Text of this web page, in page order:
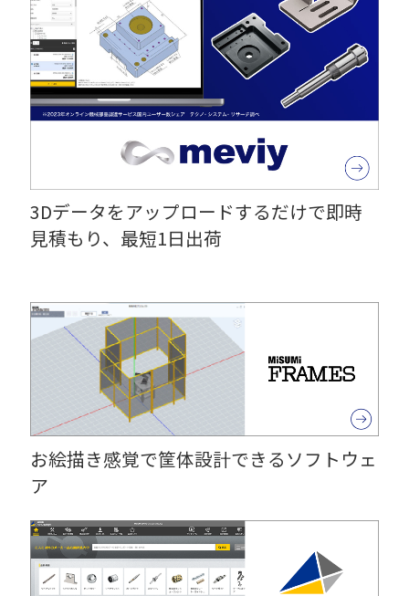
3Dデータをアップロードするだけで即時
見積もり、最短1日出荷
お絵描き感覚で筐体設計できるソフトウェ
ア